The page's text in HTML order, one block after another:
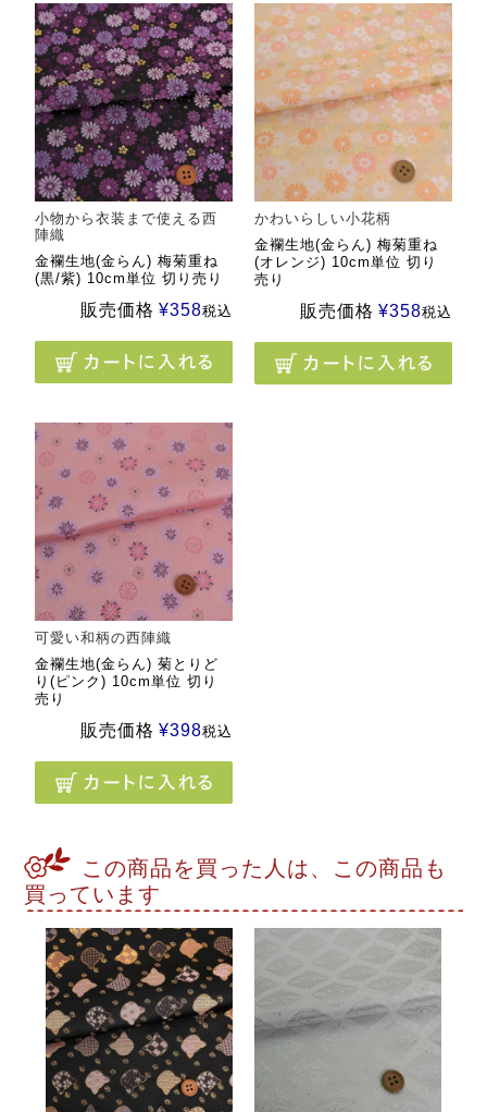
小物から衣装まで使える西
陣織
金襴生地(金らん) 梅菊重ね
(黒/紫) 10cm単位 切り売り
販売価格 ¥358税込
かわいらしい小花柄
金襴生地(金らん) 梅菊重ね
(オレンジ) 10cm単位 切り
売り
販売価格 ¥358税込
可愛い和柄の西陣織
金襴生地(金らん) 菊とりど
り(ピンク) 10cm単位 切り
売り
販売価格 ¥398税込
この商品を買った人は、この商品も
買っています